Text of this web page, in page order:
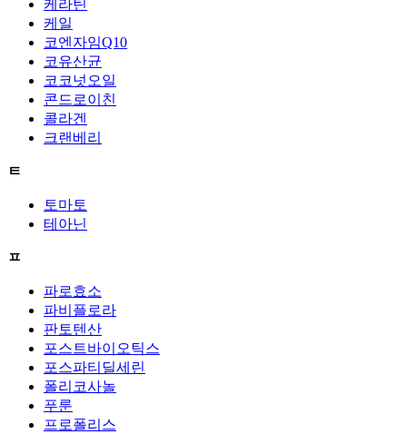
케라틴
케일
코엔자임Q10
코유산균
코코넛오일
콘드로이친
콜라겐
크랜베리
ㅌ
토마토
테아닌
ㅍ
파로효소
파비플로라
판토텐산
포스트바이오틱스
포스파티딜세린
폴리코사놀
푸룬
프로폴리스